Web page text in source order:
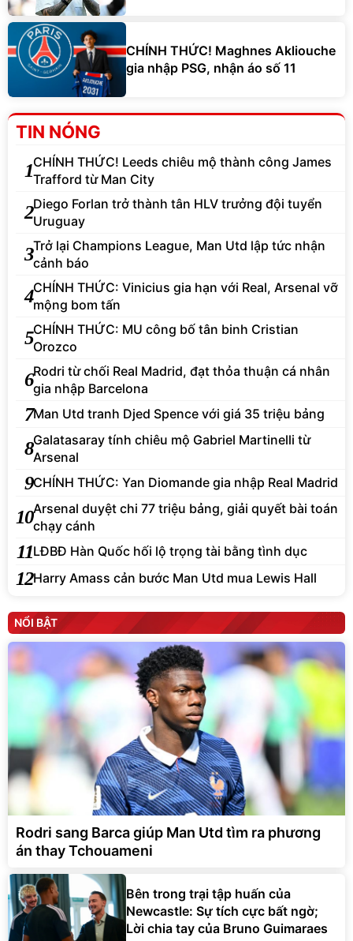
CHÍNH THỨC! Maghnes Akliouche
gia nhập PSG, nhận áo số 11
TIN NÓNG
1CHÍNH THỨC! Leeds chiêu mộ thành công James
Trafford từ Man City
2Diego Forlan trở thành tân HLV trưởng đội tuyển
Uruguay
3Trở lại Champions League, Man Utd lập tức nhận
cảnh báo
4CHÍNH THỨC: Vinicius gia hạn với Real, Arsenal vỡ
mộng bom tấn
5CHÍNH THỨC: MU công bố tân binh Cristian
Orozco
6Rodri từ chối Real Madrid, đạt thỏa thuận cá nhân
gia nhập Barcelona
7Man Utd tranh Djed Spence với giá 35 triệu bảng
8Galatasaray tính chiêu mộ Gabriel Martinelli từ
Arsenal
9CHÍNH THỨC: Yan Diomande gia nhập Real Madrid
10Arsenal duyệt chi 77 triệu bảng, giải quyết bài toán
chạy cánh
11LĐBĐ Hàn Quốc hối lộ trọng tài bằng tình dục
12Harry Amass cản bước Man Utd mua Lewis Hall
NỔI BẬT
Rodri sang Barca giúp Man Utd tìm ra phương
án thay Tchouameni
Bên trong trại tập huấn của
Newcastle: Sự tích cực bất ngờ;
Lời chia tay của Bruno Guimaraes